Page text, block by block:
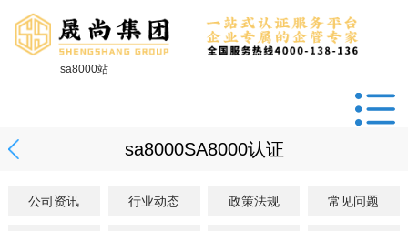
sa8000站
sa8000SA8000认证
公司资讯 行业动态 政策法规 常见问题